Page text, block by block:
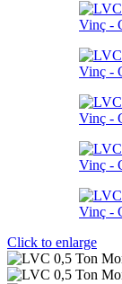
Click to enlarge